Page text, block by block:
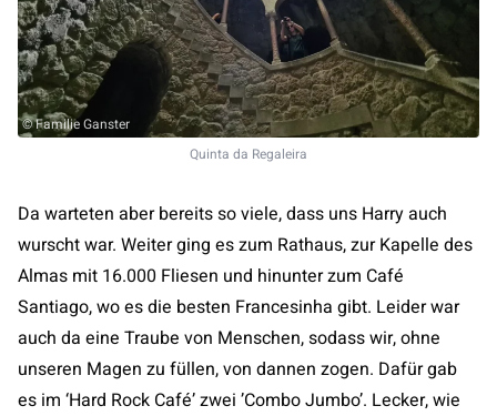
© Familie Ganster
Quinta da Regaleira
Da warteten aber bereits so viele, dass uns Harry auch
wurscht war. Weiter ging es zum Rathaus, zur Kapelle des
Almas mit 16.000 Fliesen und hinunter zum Café
Santiago, wo es die besten Francesinha gibt. Leider war
auch da eine Traube von Menschen, sodass wir, ohne
unseren Magen zu füllen, von dannen zogen. Dafür gab
es im ‘Hard Rock Café’ zwei ’Combo Jumbo’. Lecker, wie